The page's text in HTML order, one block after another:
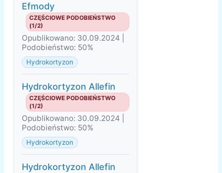
Efmody
CZĘŚCIOWE PODOBIEŃSTWO
(1/2)
Opublikowano: 30.09.2024 |
Podobieństwo: 50%
Hydrokortyzon
Hydrokortyzon Allefin
CZĘŚCIOWE PODOBIEŃSTWO
(1/2)
Opublikowano: 30.09.2024 |
Podobieństwo: 50%
Hydrokortyzon
Hydrokortyzon Allefin